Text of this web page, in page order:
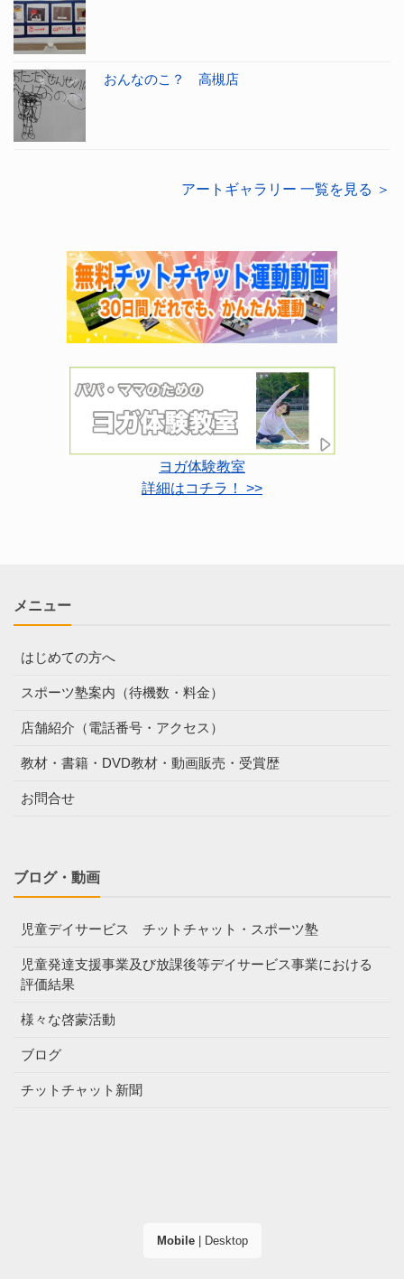
おんなのこ？ 高槻店
アートギャラリー 一覧を見る ＞
ヨガ体験教室
詳細はコチラ！ >>
メニュー
はじめての方へ
スポーツ塾案内（待機数・料金）
店舗紹介（電話番号・アクセス）
教材・書籍・DVD教材・動画販売・受賞歴
お問合せ
ブログ・動画
児童デイサービス チットチャット・スポーツ塾
児童発達支援事業及び放課後等デイサービス事業における
評価結果
様々な啓蒙活動
ブログ
チットチャット新聞
Mobile| Desktop